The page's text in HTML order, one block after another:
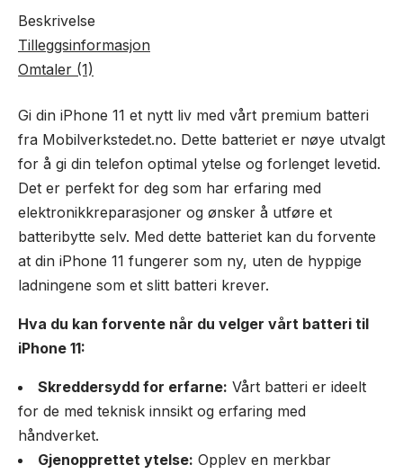
Beskrivelse
Tilleggsinformasjon
Omtaler (1)
Gi din iPhone 11 et nytt liv med vårt premium batteri
fra Mobilverkstedet.no. Dette batteriet er nøye utvalgt
for å gi din telefon optimal ytelse og forlenget levetid.
Det er perfekt for deg som har erfaring med
elektronikkreparasjoner og ønsker å utføre et
batteribytte selv. Med dette batteriet kan du forvente
at din iPhone 11 fungerer som ny, uten de hyppige
ladningene som et slitt batteri krever.
Hva du kan forvente når du velger vårt batteri til
iPhone 11:
Skreddersydd for erfarne: Vårt batteri er ideelt
for de med teknisk innsikt og erfaring med
håndverket.
Gjenopprettet ytelse: Opplev en merkbar